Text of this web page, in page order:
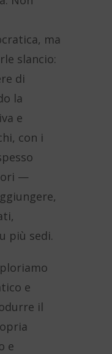
ma
slancio:
di
la
e
con i
—
più sedi.
e
il
e